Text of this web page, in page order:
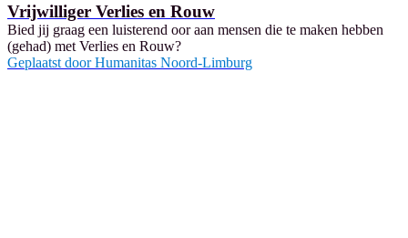
Vrijwilliger Verlies en Rouw
Bied jij graag een luisterend oor aan mensen die te maken hebben
(gehad) met Verlies en Rouw?
Geplaatst door Humanitas Noord-Limburg